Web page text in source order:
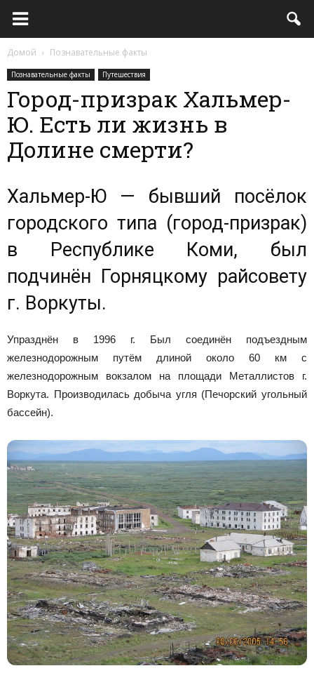
Домой Познавательные факты
Познавательные факты Путешествия
Город-призрак Хальмер-
Ю. Есть ли жизнь в
Долине смерти?
Хальмер-Ю — бывший посёлок
городского типа (город-призрак)
в Республике Коми, был
подчинён Горняцкому райсовету
г. Воркуты.
Упразднён в 1996 г. Был соединён подъездным
железнодорожным путём длиной около 60 км с
железнодорожным вокзалом на площади Металлистов г.
Воркута. Производилась добыча угля (Печорский угольный
бассейн).